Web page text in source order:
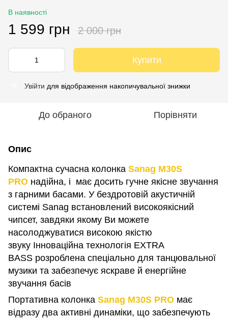
В наявності
1 599 грн 2 000 грн
Купити
Увійти для відображення накопичувальної знижки
До обраного Порівняти
Опис
Компактна сучасна колонка Sanag M30S
PRO надійна, і має досить гучне якісне звучання
з гарними басами. У бездротовій акустичній
системі Sanag встановлений високоякісний
чипсет, завдяки якому Ви можете
насолоджуватися високою якістю
звуку Інноваційна технологія EXTRA
BASS розроблена спеціально для танцювальної
музики та забезпечує яскраве й енергійне
звучання басів
Портативна колонка Sanag M30S PRO має
відразу два активні динаміки, що забезпечують